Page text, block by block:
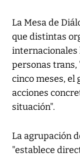
La Mesa de
que distintas
internacionales
personas trans,
cinco meses, el
acciones
situación".
La agrupación
"establece